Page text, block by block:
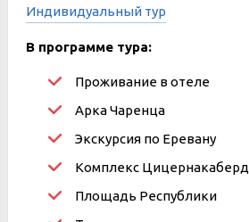
Индивидуальный тур
В программе тура:
Проживание в отеле
Арка Чаренца
Экскурсия по Еревану
Комплекс Цицернакаберд
Площадь Республики